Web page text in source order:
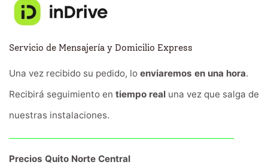
Servicio de Mensajería y Domicilio Express
Una vez recibido su pedido, lo enviaremos en una hora.
Recibirá seguimiento en tiempo real una vez que salga de
nuestras instalaciones.
Precios Quito Norte Central